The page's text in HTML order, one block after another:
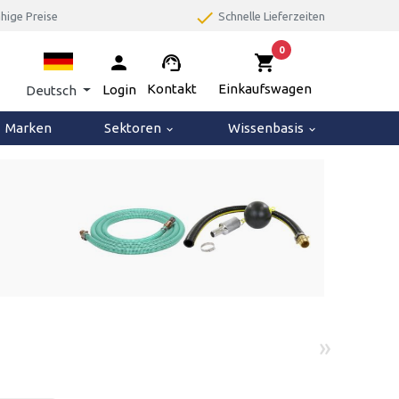
Preise done Schnelle Lieferzeiten
Deutsch
person
Login
support_agent
Kontakt
shopping_cart
0
Einkaufswagen
Marken Sektoren keyboard_arrow_down Wissenbasis keyboard_arrow_down
»